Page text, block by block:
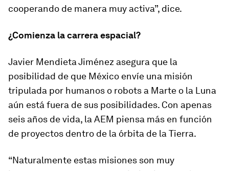
cooperando de manera muy activa”, dice.
¿Comienza la carrera espacial?
Javier Mendieta Jiménez asegura que la
posibilidad de que México envíe una misión
tripulada por humanos o robots a Marte o la Luna
aún está fuera de sus posibilidades. Con apenas
seis años de vida, la AEM piensa más en función
de proyectos dentro de la órbita de la Tierra.
“Naturalmente estas misiones son muy